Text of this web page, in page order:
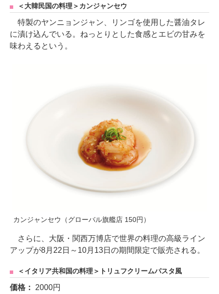
＜大韓民国の料理＞カンジャンセウ
特製のヤンニョンジャン、リンゴを使用した醤油タレ
に漬け込んでいる。ねっとりとした食感とエビの甘みを
味わえるという。
カンジャンセウ（グローバル旗艦店 150円）
さらに、大阪・関西万博店で世界の料理の高級ライン
アップが8月22日～10月13日の期間限定で販売される。
＜イタリア共和国の料理＞トリュフクリームパスタ風
価格： 2000円